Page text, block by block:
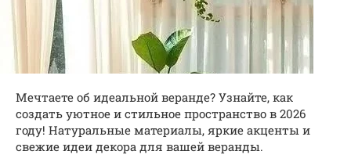
Мечтаете об идеальной веранде? Узнайте, как
создать уютное и стильное пространство в 2026
году! Натуральные материалы, яркие акценты и
свежие идеи декора для вашей веранды.